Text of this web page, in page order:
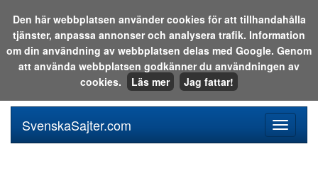
Sök i katalogen eller på webben:
meny
SvenskaSajter.com
Den här webbplatsen använder cookies för att tillhandahålla
tjänster, anpassa annonser och analysera trafik. Information
om din användning av webbplatsen delas med Google. Genom
att använda webbplatsen godkänner du användningen av
cookies.
Läs mer Jag fattar!